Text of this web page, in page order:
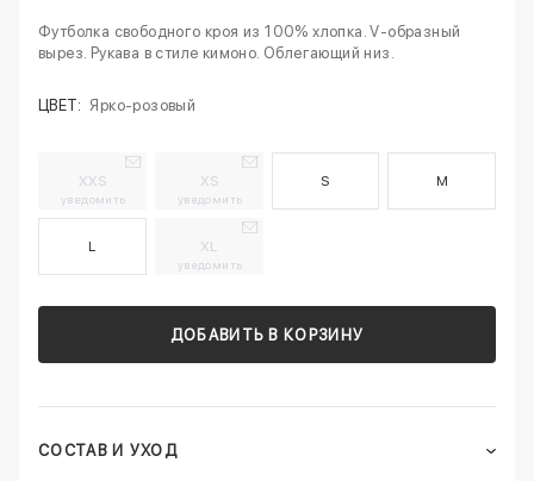
Футболка свободного кроя из 100% хлопка. V-образный
вырез. Рукава в стиле кимоно. Облегающий низ.
ЦВЕТ: Ярко-розовый
XXS
уведомить
XS
уведомить
S M
L XL
уведомить
ДОБАВИТЬ В КОРЗИНУ
СОСТАВ И УХОД